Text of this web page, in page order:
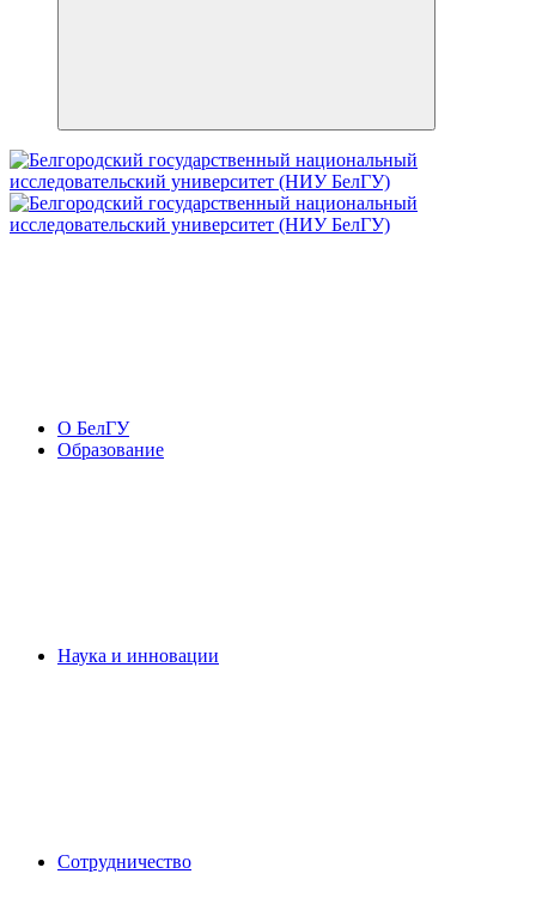
О БелГУ
Образование
Наука и инновации
Сотрудничество